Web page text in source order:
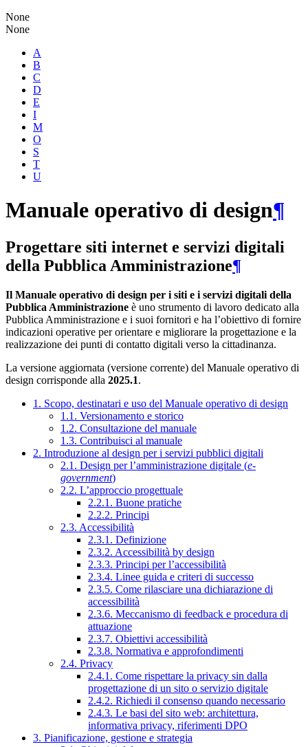
None
None
A
B
C
D
E
I
M
O
S
T
U
Manuale operativo di design¶
Progettare siti internet e servizi digitali
della Pubblica Amministrazione¶
Il Manuale operativo di design per i siti e i servizi digitali della
Pubblica Amministrazione è uno strumento di lavoro dedicato alla
Pubblica Amministrazione e i suoi fornitori e ha l’obiettivo di fornire
indicazioni operative per orientare e migliorare la progettazione e la
realizzazione dei punti di contatto digitali verso la cittadinanza.
La versione aggiornata (versione corrente) del Manuale operativo di
design corrisponde alla 2025.1.
1. Scopo, destinatari e uso del Manuale operativo di design
1.1. Versionamento e storico
1.2. Consultazione del manuale
1.3. Contribuisci al manuale
2. Introduzione al design per i servizi pubblici digitali
2.1. Design per l’amministrazione digitale (e-
government)
2.2. L’approccio progettuale
2.2.1. Buone pratiche
2.2.2. Principi
2.3. Accessibilità
2.3.1. Definizione
2.3.2. Accessibilità by design
2.3.3. Principi per l’accessibilità
2.3.4. Linee guida e criteri di successo
2.3.5. Come rilasciare una dichiarazione di
accessibilità
2.3.6. Meccanismo di feedback e procedura di
attuazione
2.3.7. Obiettivi accessibilità
2.3.8. Normativa e approfondimenti
2.4. Privacy
2.4.1. Come rispettare la privacy sin dalla
progettazione di un sito o servizio digitale
2.4.2. Richiedi il consenso quando necessario
2.4.3. Le basi del sito web: architettura,
informativa privacy, riferimenti DPO
3. Pianificazione, gestione e strategia